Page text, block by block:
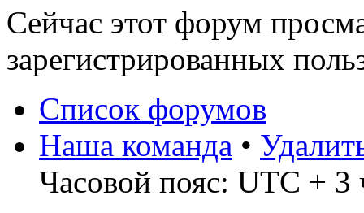
Сейчас этот форум
зарегистрированных
Список форумов
Наша команда •
Часовой пояс: UTC + 3